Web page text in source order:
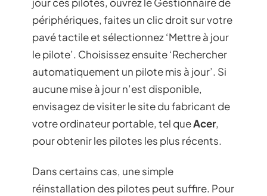
périphériques, faites un clic droit sur votre
pavé tactile et sélectionnez ‘Mettre à jour
le pilote’. Choisissez ensuite ‘Rechercher
automatiquement un pilote mis à jour’. Si
aucune mise à jour n’est disponible,
envisagez de visiter le site du fabricant de
votre ordinateur portable, tel queAcer,
pour obtenir les pilotes les plus récents.
Dans certains cas, une simple
réinstallation des pilotes peut suffire. Pour